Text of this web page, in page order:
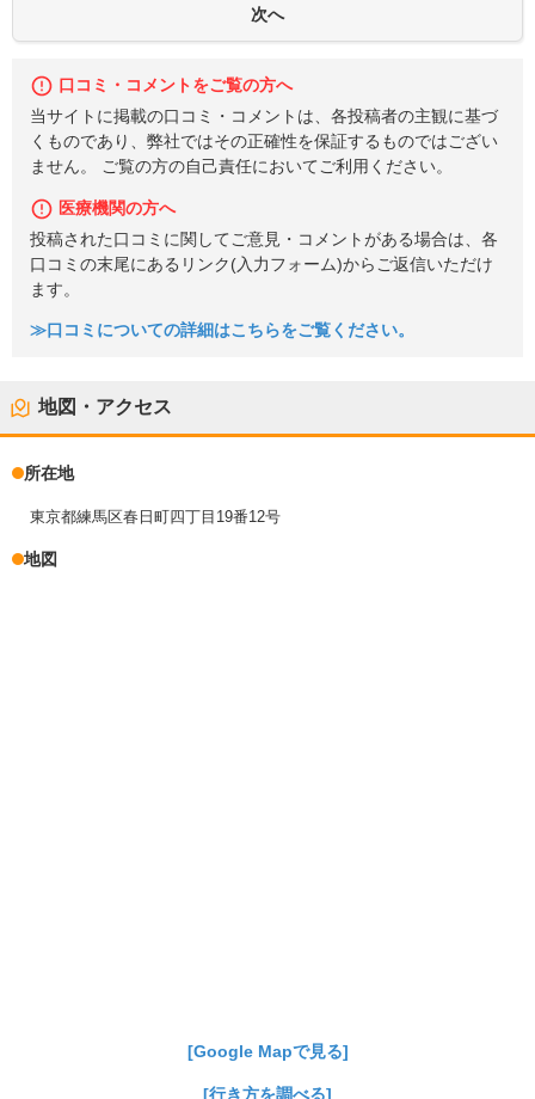
口コミ・コメントをご覧の方へ
当サイトに掲載の口コミ・コメントは、各投稿者の主観に基づ
くものであり、弊社ではその正確性を保証するものではござい
ません。 ご覧の方の自己責任においてご利用ください。
医療機関の方へ
投稿された口コミに関してご意見・コメントがある場合は、各
口コミの末尾にあるリンク(入力フォーム)からご返信いただけ
ます。
≫口コミについての詳細はこちらをご覧ください。
地図・アクセス
所在地
東京都練馬区春日町四丁目19番12号
地図
[Google Mapで見る]
[行き方を調べる]